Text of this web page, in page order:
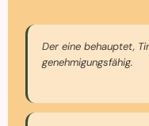
Der eine behauptet,
genehmigungsfähig.